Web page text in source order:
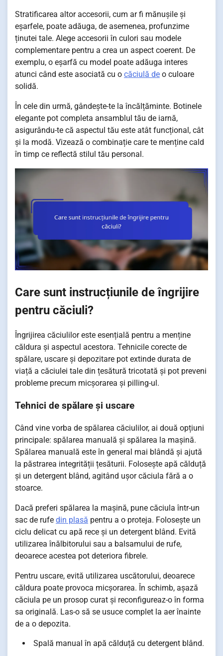
Stratificarea altor accesorii, cum ar fi mănușile și
eșarfele, poate adăuga, de asemenea, profunzime
ținutei tale. Alege accesorii în culori sau modele
complementare pentru a crea un aspect coerent. De
exemplu, o eșarfă cu model poate adăuga interes
atunci când este asociată cu o căciulă de o culoare
solidă.
În cele din urmă, gândește-te la încălțăminte. Botinele
elegante pot completa ansamblul tău de iarnă,
asigurându-te că aspectul tău este atât funcțional, cât
și la modă. Vizează o combinație care te menține cald
în timp ce reflectă stilul tău personal.
Care sunt instrucțiunile de îngrijire
pentru căciuli?
Îngrijirea căciulilor este esențială pentru a menține
căldura și aspectul acestora. Tehnicile corecte de
spălare, uscare și depozitare pot extinde durata de
viață a căciulei tale din țesătură tricotată și pot preveni
probleme precum micșorarea și pilling-ul.
Tehnici de spălare și uscare
Când vine vorba de spălarea căciulilor, ai două opțiuni
principale: spălarea manuală și spălarea la mașină.
Spălarea manuală este în general mai blândă și ajută
la păstrarea integrității țesăturii. Folosește apă călduță
și un detergent blând, agitând ușor căciula fără a o
stoarce.
Dacă preferi spălarea la mașină, pune căciula într-un
sac de rufe din plasă pentru a o proteja. Folosește un
ciclu delicat cu apă rece și un detergent blând. Evită
utilizarea înălbitorului sau a balsamului de rufe,
deoarece acestea pot deteriora fibrele.
Pentru uscare, evită utilizarea uscătorului, deoarece
căldura poate provoca micșorarea. În schimb, așază
căciula pe un prosop curat și reconfigureaz-o în forma
sa originală. Las-o să se usuce complet la aer înainte
de a o depozita.
Spală manual în apă călduță cu detergent blând.